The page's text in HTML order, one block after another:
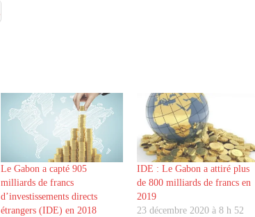
Le Gabon a capté 905
milliards de francs
d’investissements directs
étrangers (IDE) en 2018
IDE : Le Gabon a attiré plus
de 800 milliards de francs en
2019
23 décembre 2020 à 8 h 52